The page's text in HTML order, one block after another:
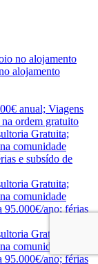
no alojamento
alojamento
anual; Viagens
ordem gratuito
Gratuita;
comunidade
e subsído de
Gratuita;
comunidade
95.000€/ano; férias
Gratuita;
comunidade
95.000€/ano; férias